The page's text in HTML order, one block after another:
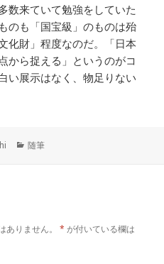
数来ていて勉強をしていた
のも「国宝級」のものは殆
化財」程度なのだ。「日本
から捉える」というのがコ
い展示はなく、物足りない
カ
随筆
りません。 * が付いている欄は